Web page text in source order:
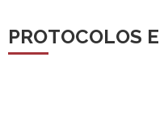
PROTOCOLOS